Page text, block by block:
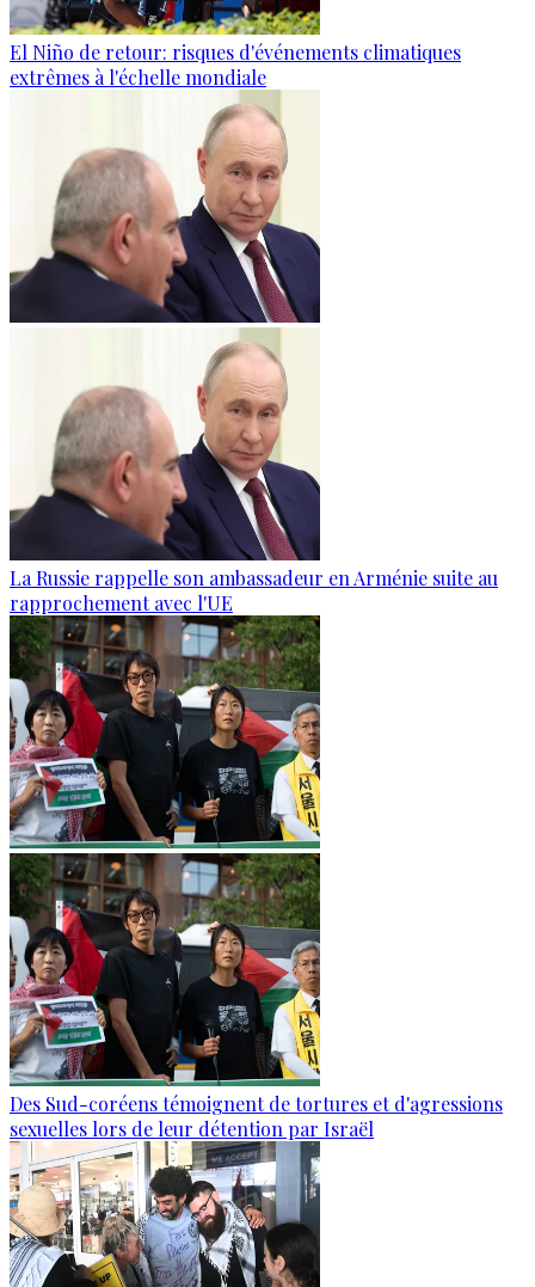
El Niño de retour: risques d'événements climatiques
extrêmes à l'échelle mondiale
La Russie rappelle son ambassadeur en Arménie suite au
rapprochement avec l'UE
Des Sud-coréens témoignent de tortures et d'agressions
sexuelles lors de leur détention par Israël